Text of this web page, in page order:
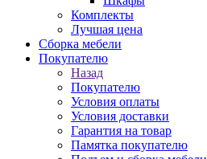
Комплекты
Лучшая цена
Сборка мебели
Покупателю
Назад
Покупателю
Условия оплаты
Условия доставки
Гарантия на товар
Памятка покупателю